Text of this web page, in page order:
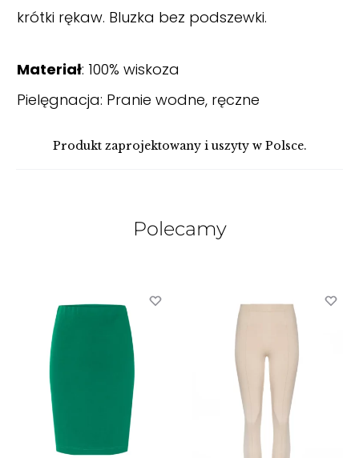
krótki rękaw. Bluzka bez podszewki.
Materiał: 100% wiskoza
Pielęgnacja: Pranie wodne, ręczne
Produkt zaprojektowany i uszyty w Polsce.
Polecamy